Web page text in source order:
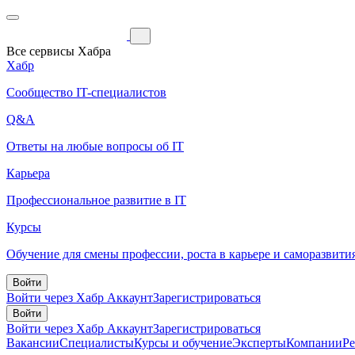
Все сервисы Хабра
Хабр
Сообщество IT-специалистов
Q&A
Ответы на любые вопросы об IT
Карьера
Профессиональное развитие в IT
Курсы
Обучение для смены профессии, роста в карьере и
Войти
Войти через Хабр АккаунтЗарегистрироваться
Войти
Войти через Хабр АккаунтЗарегистрироваться
ВакансииСпециалистыКурсы и обучениеЭкспертыКомпании